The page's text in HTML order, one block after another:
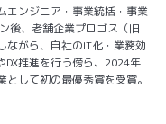
エンジニア・事業統括・事業
後、老舗企業プロゴス（旧
ながら、自社のIT化・業務効
DX推進を行う傍ら、2024年
して初の最優秀賞を受賞。